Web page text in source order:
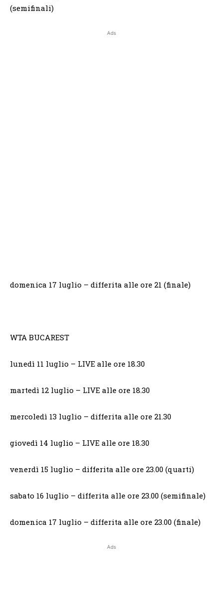
(semifinali)
Ads
domenica 17 luglio – differita alle ore 21 (finale)
WTA BUCAREST
lunedì 11 luglio – LIVE alle ore 18.30
martedì 12 luglio – LIVE alle ore 18.30
mercoledì 13 luglio – differita alle ore 21.30
giovedì 14 luglio – LIVE alle ore 18.30
venerdì 15 luglio – differita alle ore 23.00 (quarti)
sabato 16 luglio – differita alle ore 23.00 (semifinale)
domenica 17 luglio – differita alle ore 23.00 (finale)
Ads